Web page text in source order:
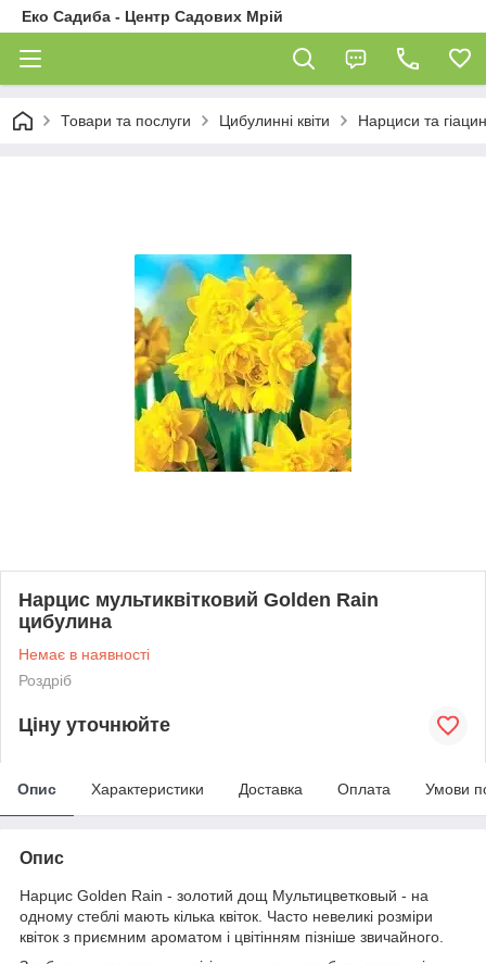
Еко Садиба - Центр Садових Мрій
Товари та послуги Цибулинні квіти Нарциси та
Нарцис мультиквітковий Golden Rain
цибулина
Немає в наявності
Роздріб
Ціну уточнюйте
Опис Характеристики Доставка Оплата Умови
Опис
Нарцис Golden Rain - золотий дощ Мультицветковый - на
одному стеблі мають кілька квіток. Часто невеликі розміри
квіток з приємним ароматом і цвітінням пізніше звичайного.